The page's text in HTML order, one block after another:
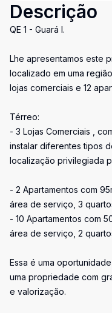
Descrição
QE 1 - Guará I.
Lhe apresentamos este
localizado em uma
lojas comerciais e 12
Térreo:
- 3 Lojas Comerciais ,
instalar diferentes tipos
localização privilegiada
- 2 Apartamentos com
área de serviço, 3
- 10 Apartamentos com
área de serviço, 2
Essa é uma
uma propriedade com
e valorização.